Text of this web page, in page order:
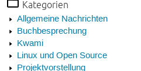
Kategorien
Allgemeine Nachrichten
Buchbesprechung
Kwami
Linux und Open Source
Projektvorstellung